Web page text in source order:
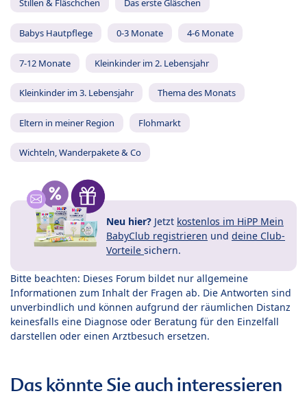
Stillen & Fläschchen Das erste Gläschen
Babys Hautpflege 0-3 Monate 4-6 Monate
7-12 Monate Kleinkinder im 2. Lebensjahr
Kleinkinder im 3. Lebensjahr Thema des Monats
Eltern in meiner Region Flohmarkt
Wichteln, Wanderpakete & Co
Neu hier? Jetzt kostenlos im HiPP Mein
BabyClub registrieren und deine Club-
Vorteile sichern.
Bitte beachten: Dieses Forum bildet nur allgemeine
Informationen zum Inhalt der Fragen ab. Die Antworten sind
unverbindlich und können aufgrund der räumlichen Distanz
keinesfalls eine Diagnose oder Beratung für den Einzelfall
darstellen oder einen Arztbesuch ersetzen.
Das könnte Sie auch interessieren